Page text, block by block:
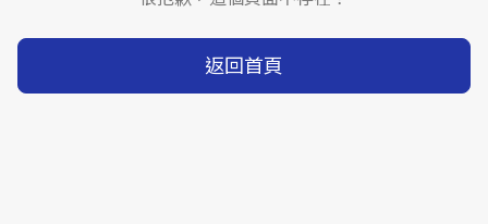
返回首頁